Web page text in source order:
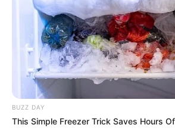
BUZZ DAY
This Simple Freezer Trick Saves Hours